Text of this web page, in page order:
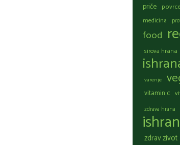
priče
medicina
food
sirova hrana
varenje
vitamin c
zdrava hrana
zdrav zivot